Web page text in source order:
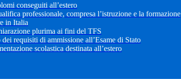
conseguiti all’estero
professionale, compresa l’istruzione e la formazione
in Italia
plurima ai fini del TFS
requisiti di ammissione all’Esame di Stato
scolastica destinata all’estero